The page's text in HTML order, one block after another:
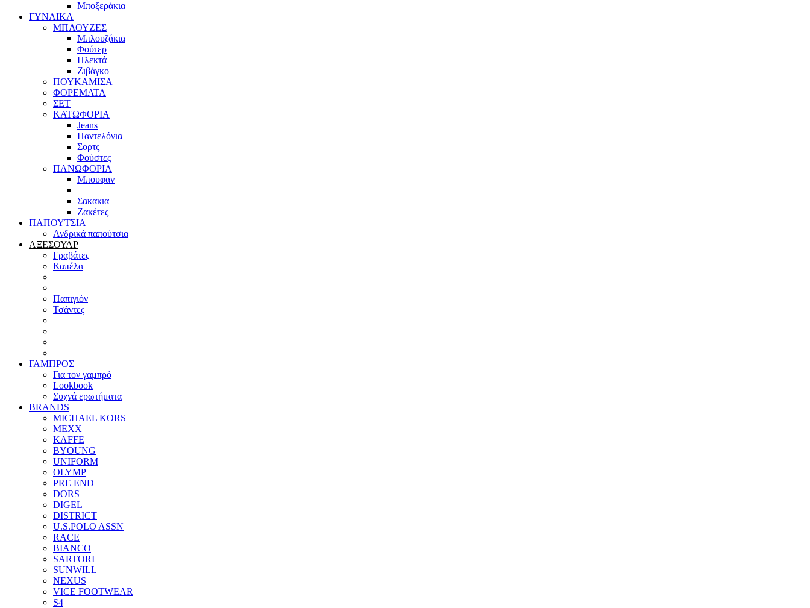
Μποξεράκια
ΓΥΝΑΙΚΑ
ΜΠΛΟΥΖΕΣ
Μπλουζάκια
Φούτερ
Πλεκτά
Ζιβάγκο
ΠΟΥΚΑΜΙΣΑ
ΦΟΡΕΜΑΤΑ
ΣΕΤ
ΚΑΤΩΦΟΡΙΑ
Jeans
Παντελόνια
Σορτς
Φούστες
ΠΑΝΩΦΟΡΙΑ
Μπουφαν
Σακακια
Ζακέτες
ΠΑΠΟΥΤΣΙΑ
Ανδρικά παπούτσια
ΑΞΕΣΟΥΑΡ
Γραβάτες
Καπέλα
Παπιγιόν
Τσάντες
ΓΑΜΠΡΟΣ
Για τον γαμπρό
Lookbook
Συχνά ερωτήματα
BRANDS
MICHAEL KORS
MEXX
KAFFE
BYOUNG
UNIFORM
OLYMP
PRE END
DORS
DIGEL
DISTRICT
U.S.POLO ASSN
RACE
BIANCO
SARTORI
SUNWILL
NEXUS
VICE FOOTWEAR
S4